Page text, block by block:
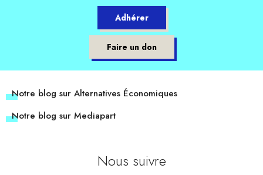
Adhérer
Faire un don
Notre blog sur Alternatives Économiques
Notre blog sur Mediapart
Nous suivre